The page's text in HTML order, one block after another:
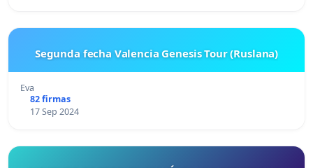
Segunda fecha Valencia Genesis Tour (Ruslana)
Eva
82 firmas
17 Sep 2024